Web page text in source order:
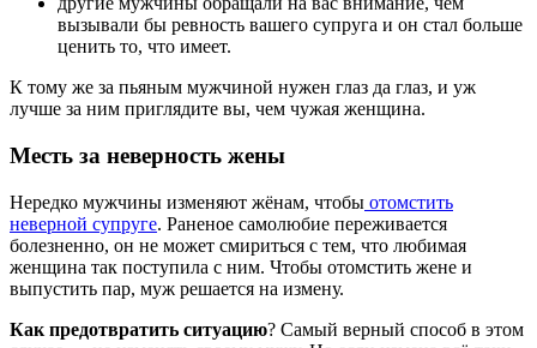
вызывали бы ревность вашего супруга и он стал больше
ценить то, что имеет.
К тому же за пьяным мужчиной нужен глаз да глаз, и уж
лучше за ним приглядите вы, чем чужая женщина.
Месть за неверность жены
Нередко мужчины изменяют жёнам, чтобы отомстить
неверной супруге. Раненое самолюбие переживается
болезненно, он не может смириться с тем, что любимая
женщина так поступила с ним. Чтобы отомстить жене и
выпустить пар, муж решается на измену.
Как предотвратить ситуацию? Самый верный способ в этом